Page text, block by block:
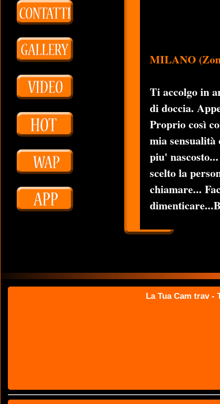
MILANO
Ti accolgo in
di doccia.
Proprio così
mia
piu'
scelto la
chiamare...
La Tua Cam trav -